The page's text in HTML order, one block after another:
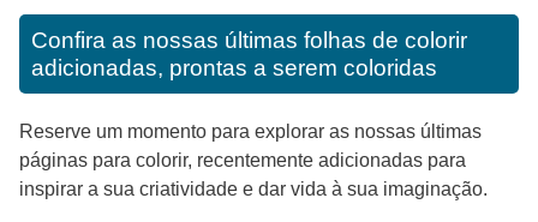
Confira as nossas últimas folhas de colorir
adicionadas, prontas a serem coloridas
Reserve um momento para explorar as nossas últimas
páginas para colorir, recentemente adicionadas para
inspirar a sua criatividade e dar vida à sua imaginação.